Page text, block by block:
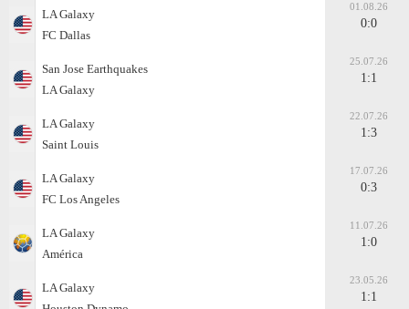
LA Galaxy
FC Dallas
01.08.26
0:0
San Jose Earthquakes
LA Galaxy
25.07.26
1:1
LA Galaxy
Saint Louis
22.07.26
1:3
LA Galaxy
FC Los Angeles
17.07.26
0:3
LA Galaxy
América
11.07.26
1:0
LA Galaxy
23.05.26
1:1